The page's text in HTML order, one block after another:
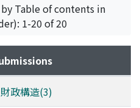
Table of contents in
1-20 of 20
政構造(3)